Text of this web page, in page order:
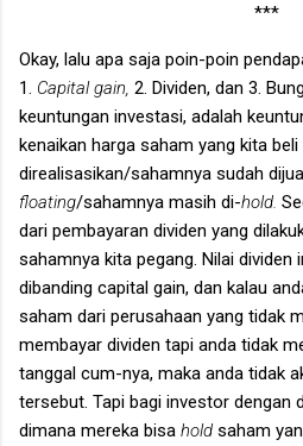
***
Okay, lalu apa saja poin-poin
1. Capital gain, 2. Dividen, dan 3.
keuntungan investasi, adalah
kenaikan harga saham yang kita
direalisasikan/sahamnya sudah
floating/sahamnya masih di­-hold.
dari pembayaran dividen yang
sahamnya kita pegang. Nilai dividen
dibanding capital gain, dan kalau
saham dari perusahaan yang tidak
membayar dividen tapi anda tidak
tanggal cum-nya, maka anda tidak
tersebut. Tapi bagi investor dengan
dimana mereka bisa hold saham